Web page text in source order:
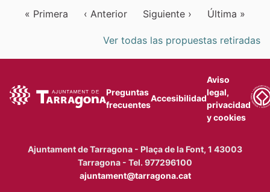
« Primera ‹ Anterior Siguiente › Última »
Ver todas las propuestas retiradas
Preguntas
frecuentes
Accesibilidad
Aviso
legal,
privacidad
y cookies
Ajuntament de Tarragona - Plaça de la Font, 1 43003
Tarragona - Tel. 977296100
ajuntament@tarragona.cat